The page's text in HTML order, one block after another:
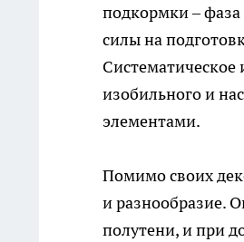
подкормки – фаза
силы на
Систематическое
изобильного и
элементами.
Помимо своих
и разнообразие.
полутени, и при